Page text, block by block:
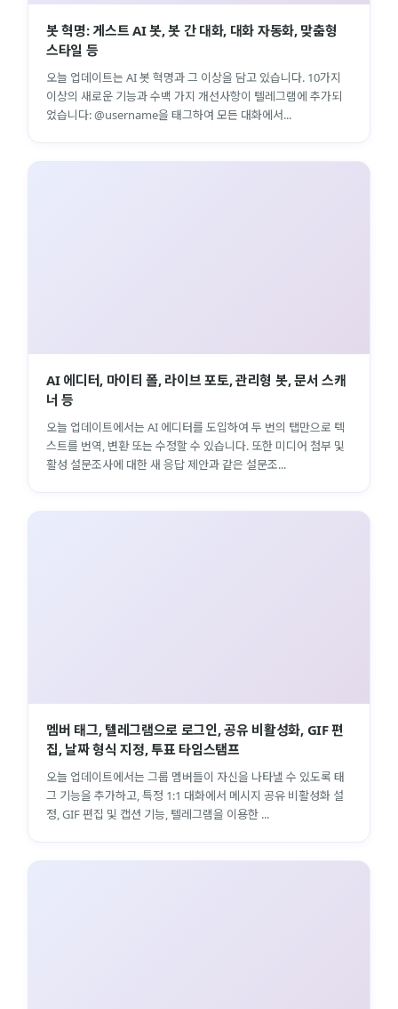
봇 혁명: 게스트 AI 봇, 봇 간 대화, 대화 자동화, 맞춤형
스타일 등
오늘 업데이트는 AI 봇 혁명과 그 이상을 담고 있습니다. 10가지
이상의 새로운 기능과 수백 가지 개선사항이 텔레그램에 추가되
었습니다: @username을 태그하여 모든 대화에서...
AI 에디터, 마이티 폴, 라이브 포토, 관리형 봇, 문서 스캐
너 등
오늘 업데이트에서는 AI 에디터를 도입하여 두 번의 탭만으로 텍
스트를 번역, 변환 또는 수정할 수 있습니다. 또한 미디어 첨부 및
활성 설문조사에 대한 새 응답 제안과 같은 설문조...
멤버 태그, 텔레그램으로 로그인, 공유 비활성화, GIF 편
집, 날짜 형식 지정, 투표 타임스탬프
오늘 업데이트에서는 그룹 멤버들이 자신을 나타낼 수 있도록 태
그 기능을 추가하고, 특정 1:1 대화에서 메시지 공유 비활성화 설
정, GIF 편집 및 캡션 기능, 텔레그램을 이용한 ...